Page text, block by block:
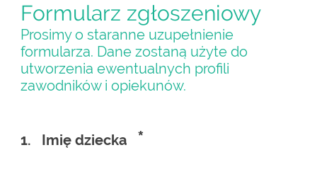
Formularz zgłoszeniowy
Prosimy o staranne uzupełnienie
formularza. Dane zostaną użyte do
utworzenia ewentualnych profili
zawodników i opiekunów.
1. Imię dziecka *